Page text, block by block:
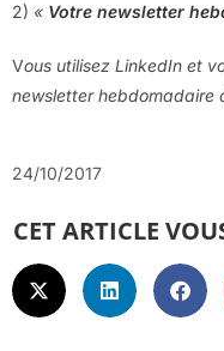
2) « Votre newsletter
Vous utilisez LinkedIn et
newsletter hebdomadaire
24/10/2017
CET ARTICLE